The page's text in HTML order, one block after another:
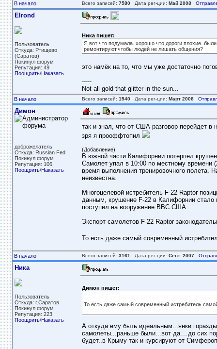
В начало Всего записей: 7580Дата рег-ции: Май 2008
Elrond
Пользователь
Откуда: Ртищево
(Саратов)
Покинул форум
Репутация: 49
Поощрить/Наказать
Ника пишет:
Я вот что подумала..хорошо что дороги
ремонтируют,чтобы людей не лишать общения?
это намёк на то, что мы уже достаточно
-----
Not all gold that glitter in the sun...
В начало Всего записей: 1540Дата рег-ции: Март 2008
Димон
доброжелатель
Откуда: Russian Fed.
Покинул форум
Репутация: 106
Поощрить/Наказать
так и знал, что от США разговор перейдет
зря я прооффтопил
(Добавление)
В южной части Калифорнии потерпел
Самолет упал в 10:00 по местному времени
время выполнения тренировочного полета.
неизвестна.
Многоцелевой истребитель F-22 Raptor
данным, крушение F-22 в Калифорнии стало
поступил на вооружение ВВС США.
Экспорт самолетов F-22 Raptor
То есть даже самый современный
В начало Всего записей: 3161 Дата рег-ции: Сент. 2007
Ника
Пользователь
Откуда: г.Саратов
Покинул форум
Репутация: 223
Поощрить/Наказать
Димон пишет:
То есть даже самый современный истребитель
А откуда ему быть идеальным...янки
самолеты...раньше были...вот да....до сих
будет..в Крыму так и курсируют от